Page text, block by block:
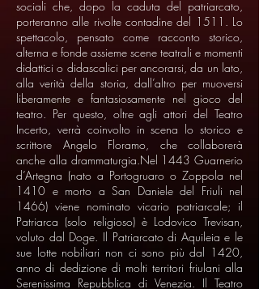
sociali che, dopo la caduta del patriarcato,
porteranno alle rivolte contadine del 1511. Lo
spettacolo, pensato come racconto storico,
alterna e fonde assieme scene teatrali e momenti
didattici o didascalici per ancorarsi, da un lato,
alla verità della storia, dall’altro per muoversi
liberamente e fantasiosamente nel gioco del
teatro. Per questo, oltre agli attori del Teatro
Incerto, verrà coinvolto in scena lo storico e
scrittore Angelo Floramo, che collaborerà
anche alla drammaturgia.Nel 1443 Guarnerio
d’Artegna (nato a Portogruaro o Zoppola nel
1410 e morto a San Daniele del Friuli nel
1466) viene nominato vicario patriarcale; il
Patriarca (solo religioso) è Lodovico Trevisan,
voluto dal Doge. Il Patriarcato di Aquileia e le
sue lotte nobiliari non ci sono più dal 1420,
anno di dedizione di molti territori friulani alla
Serenissima Repubblica di Venezia. Il Teatro